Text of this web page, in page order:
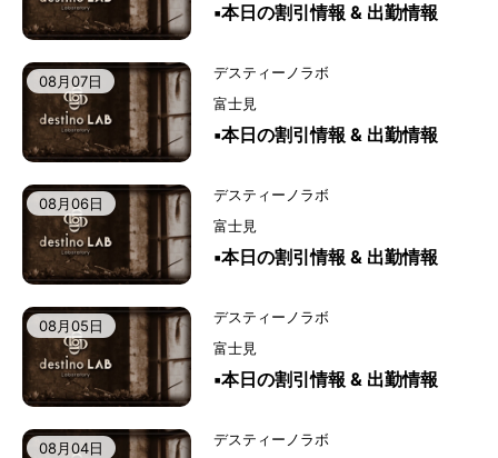
▪️本日の割引情報 & 出勤情報
08月07日
デスティーノラボ
富士見
▪️本日の割引情報 & 出勤情報
08月06日
デスティーノラボ
富士見
▪️本日の割引情報 & 出勤情報
08月05日
デスティーノラボ
富士見
▪️本日の割引情報 & 出勤情報
08月04日
デスティーノラボ